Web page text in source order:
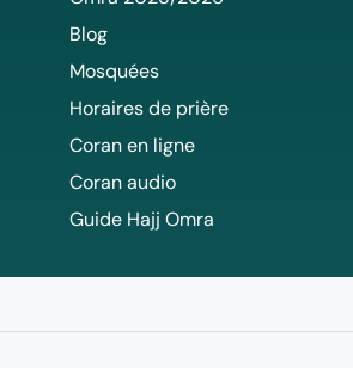
Blog
Mosquées
Horaires de prière
Coran en ligne
Coran audio
Guide Hajj Omra